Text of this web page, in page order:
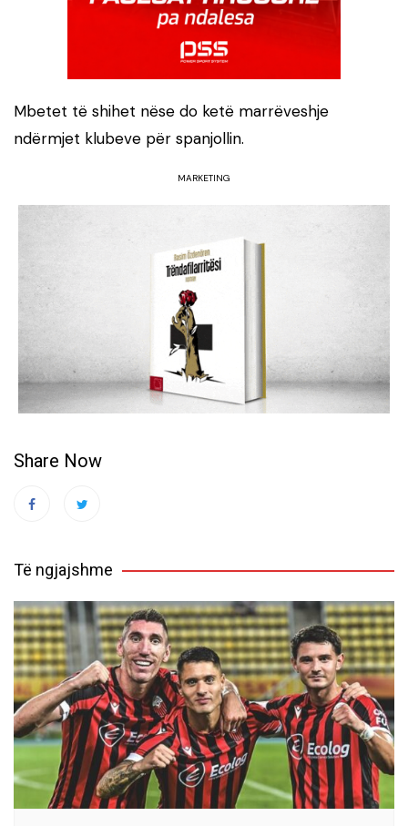
Mbetet të shihet nëse do ketë marrëveshje
ndërmjet klubeve për spanjollin.
MARKETING
Share Now
Të ngjajshme